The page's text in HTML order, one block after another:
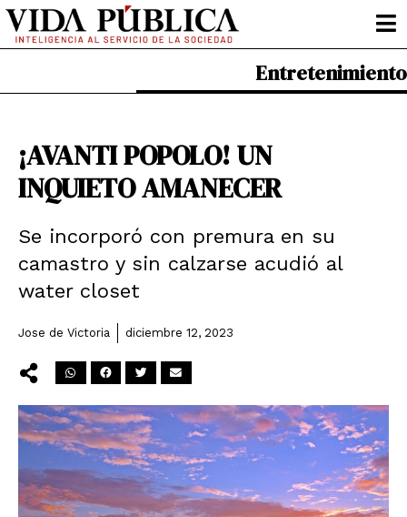
Ir
contenido
Entretenimiento
¡AVANTI POPOLO! UN
INQUIETO AMANECER
Se incorporó con premura en su
camastro y sin calzarse acudió al
water closet
Jose de Victoria diciembre 12, 2023